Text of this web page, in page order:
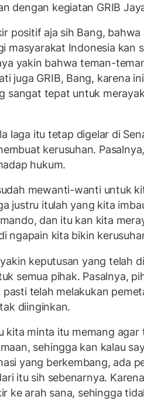
dengan kegiatan GRIB
positif aja sih Bang,
masyarakat Indonesia kan
yakin bahwa teman-
juga GRIB, Bang, karena
sangat tepat untuk
laga itu tetap digelar di
kerusuhan.
hukum.
mewanti-wanti untuk
justru itulah yang kita
dan itu kan kita
ngapain kita bikin
keputusan yang telah
semua pihak. Pasalnya,
telah melakukan
diinginkan.
kita minta itu memang
sehingga kan kalau
yang berkembang, ada
itu sih sebenarnya.
ke arah sana, sehingga